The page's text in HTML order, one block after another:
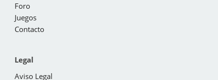
Foro
Juegos
Contacto
Legal
Aviso Legal